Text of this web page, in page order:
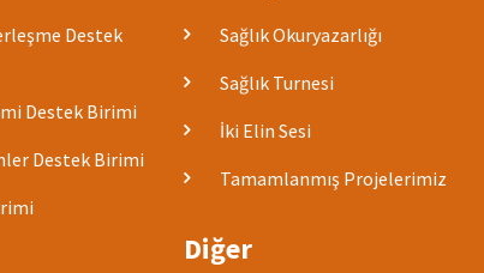
Destek
Destek Birimi
Destek Birimi
Sağlık Okuryazarlığı
Sağlık Turnesi
İki Elin Sesi
Tamamlanmış Projelerimiz
Diğer